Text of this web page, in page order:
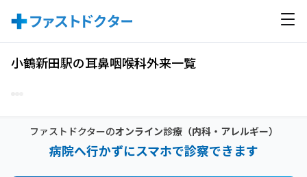
小鶴新田駅の耳鼻咽喉科外来一覧
ファストドクターのオンライン診療（内科・アレルギー）
病院へ行かずにスマホで診察できます